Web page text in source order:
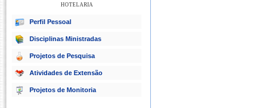
HOTELARIA
Perfil Pessoal
Disciplinas Ministradas
Projetos de Pesquisa
Atividades de Extensão
Projetos de Monitoria